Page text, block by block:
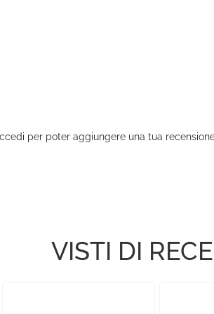
per poter aggiungere una tua
VISTI DI